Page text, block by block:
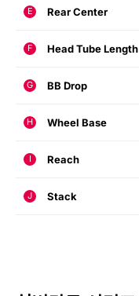
E Rear Center
F Head Tube Length
G BB Drop
H Wheel Base
I Reach
J Stack